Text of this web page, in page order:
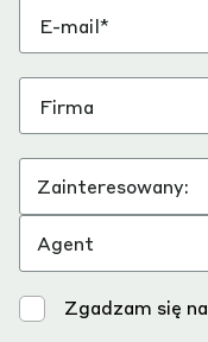
Zgadzam się na